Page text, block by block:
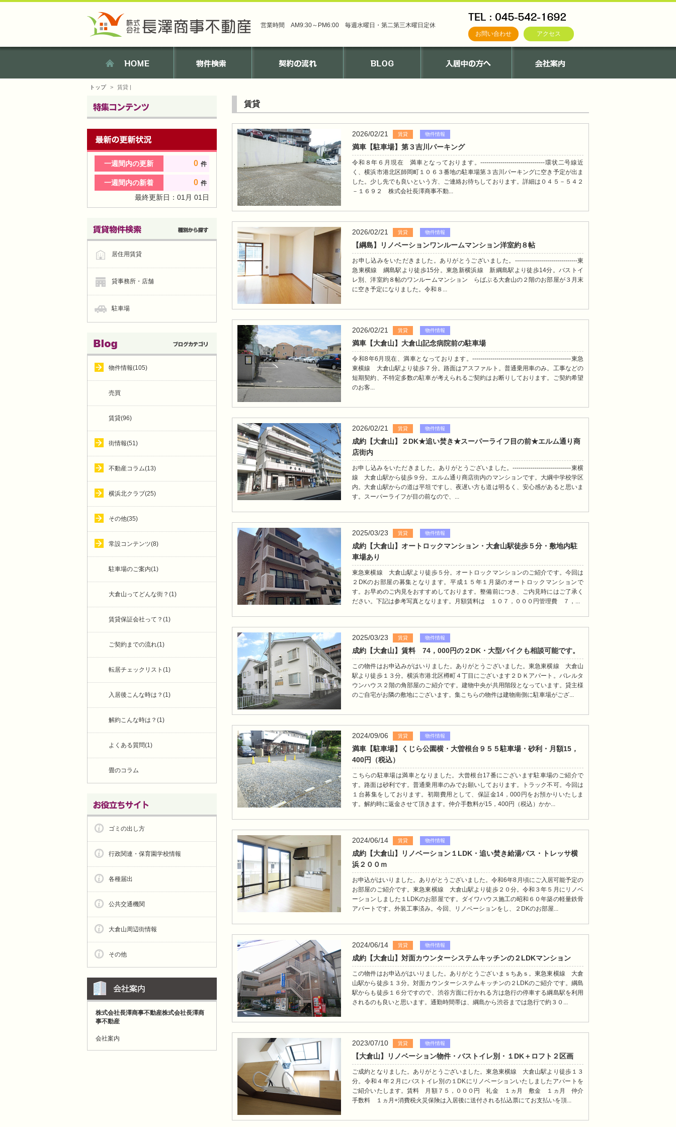
営業時間 AM9:30～PM6:00 毎週水曜日・第二第三木曜日定休
お問い合わせ
アクセス
トップ 賃貸 |
賃貸
2026/02/21 賃貸 物件情報
満車【駐車場】第３吉川パーキング
令和８年６月現在 満車となっております。--------------------------------環状二号線近
く、横浜市港北区師岡町１０６３番地の駐車場第３吉川パーキングに空き予定が出ま
した。少し先でも良いという方、ご連絡お待ちしております。詳細は０４５－５４２
－１６９２ 株式会社長澤商事不動...
2026/02/21 賃貸 物件情報
【綱島】リノベーションワンルームマンション洋室約８帖
お申し込みをいただきました。ありがとうございました。-------------------------------東
急東横線 綱島駅より徒歩15分。東急新横浜線 新綱島駅より徒歩14分。バストイ
レ別、洋室約８帖のワンルームマンション らばぶる大倉山の２階のお部屋が３月末
に空き予定になりました。令和８...
2026/02/21 賃貸 物件情報
満車【大倉山】大倉山記念病院前の駐車場
令和8年6月現在、満車となっております。-------------------------------------------------東急
東横線 大倉山駅より徒歩７分。路面はアスファルト。普通乗用車のみ。工事などの
短期契約、不特定多数の駐車が考えられるご契約はお断りしております。ご契約希望
のお客...
2026/02/21 賃貸 物件情報
成約【大倉山】２DK★追い焚き★スーパーライフ目の前★エルム通り商
店街内
お申し込みをいただきました。ありがとうございました。-----------------------------東横
線 大倉山駅から徒歩９分。エルム通り商店街内のマンションです。大綱中学校学区
内。大倉山駅からの道は平坦ですし、夜遅い方も道は明るく、安心感があると思いま
す。スーパーライフが目の前なので、...
2025/03/23 賃貸 物件情報
成約【大倉山】オートロックマンション・大倉山駅徒歩５分・敷地内駐
車場あり
東急東横線 大倉山駅より徒歩５分。オートロックマンションのご紹介です。今回は
２DKのお部屋の募集となります。平成１５年１月築のオートロックマンションで
す。お早めのご内見をおすすめしております。整備前につき、ご内見時にはご了承く
ださい。下記は参考写真となります。月額賃料は １０７，０００円管理費 ７，...
2025/03/23 賃貸 物件情報
成約【大倉山】賃料 74，000円の２DK・大型バイクも相談可能です。
この物件はお申込みがはいりました。ありがとうございました。東急東横線 大倉山
駅より徒歩１３分。横浜市港北区樽町４丁目にございます２ＤＫアパート。バレルタ
ウンハウス２階の角部屋のご紹介です。建物中央が共用階段となっています。貸主様
のご自宅がお隣の敷地にございます。集こちらの物件は建物南側に駐車場がござ...
2024/09/06 賃貸 物件情報
満車【駐車場】くじら公園横・大曽根台９５５駐車場・砂利・月額15，
400円（税込）
こちらの駐車場は満車となりました。大曾根台17番にございます駐車場のご紹介で
す。路面は砂利です。普通乗用車のみでお願いしております。トラック不可。今回は
１台募集をしております。初期費用として、保証金14，000円をお預かりいたしま
す。解約時に返金させて頂きます。仲介手数料が15，400円（税込）かか...
2024/06/14 賃貸 物件情報
成約【大倉山】リノベーション１LDK・追い焚き給湯バス・トレッサ横
浜２００ｍ
お申込がはいりました。ありがとうございました。令和6年8月頃にご入居可能予定の
お部屋のご紹介です。東急東横線 大倉山駅より徒歩２０分。令和３年５月にリノベ
ーションしました１LDKのお部屋です。ダイワハウス施工の昭和６０年築の軽量鉄骨
アパートです。外装工事済み。今回、リノベーションをし、２DKのお部屋...
2024/06/14 賃貸 物件情報
成約【大倉山】対面カウンターシステムキッチンの２LDKマンション
この物件はお申込がはいりました。ありがとうございまｓちあｓ。東急東横線 大倉
山駅から徒歩１３分。対面カウンターシステムキッチンの２LDKのご紹介です。綱島
駅からも徒歩１６分ですので、渋谷方面に行かれる方は急行の停車する綱島駅を利用
されるのも良いと思います。通勤時間帯は、綱島から渋谷までは急行で約３０...
2023/07/10 賃貸 物件情報
【大倉山】リノベーション物件・バストイレ別・１DK＋ロフト２区画
ご成約となりました。ありがとうございました。東急東横線 大倉山駅より徒歩１３
分。令和４年２月にバストイレ別の１DKにリノベーションいたしましたアパートを
ご紹介いたします。賃料 月額７５，０００円 礼金 １ヵ月 敷金 １ヵ月 仲介
手数料 １ヵ月+消費税火災保険は入居後に送付される払込票にてお支払いを頂...
一週間内の更新 0 件
一週間内の新着 0 件
最終更新日： 01 月 01 日
居住用賃貸
貸事務所・店舗
駐車場
物件情報(105)
売買
賃貸(96)
街情報(51)
不動産コラム(13)
横浜北クラブ(25)
その他(35)
常設コンテンツ(8)
駐車場のご案内(1)
大倉山ってどんな街？(1)
賃貸保証会社って？(1)
ご契約までの流れ(1)
転居チェックリスト(1)
入居後こんな時は？(1)
解約こんな時は？(1)
よくある質問(1)
畳のコラム
ゴミの出し方
行政関連・保育園学校情報
各種届出
公共交通機関
大倉山周辺街情報
その他
株式会社長澤商事不動産株式会社長澤商
事不動産
会社案内